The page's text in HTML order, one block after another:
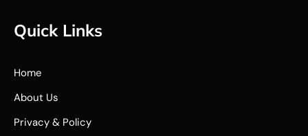
Quick Links
Home
About Us
Privacy & Policy